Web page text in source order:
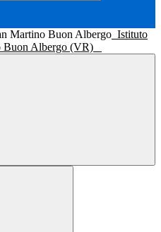
Istituto
Buon Albergo (VR)